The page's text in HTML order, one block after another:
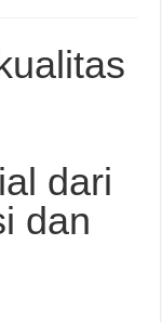
dari
dan